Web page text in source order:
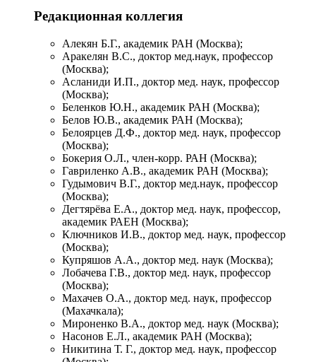
Редакционная коллегия
Алекян Б.Г., академик РАН (Москва);
Аракелян В.С., доктор мед.наук, профессор
(Москва);
Асланиди И.П., доктор мед. наук, профессор
(Москва);
Беленков Ю.Н., академик РАН (Москва);
Белов Ю.В., академик РАН (Москва);
Белоярцев Д.Ф., доктор мед. наук, профессор
(Москва);
Бокерия О.Л., член-корр. РАН (Москва);
Гавриленко А.В., академик РАН (Москва);
Гудымович В.Г., доктор мед.наук, профессор
(Москва);
Дегтярёва Е.А., доктор мед. наук, профессор,
академик РАЕН (Москва);
Ключников И.В., доктор мед. наук, профессор
(Москва);
Купряшов А.А., доктор мед. наук (Москва);
Лобачева Г.В., доктор мед. наук, профессор
(Москва);
Махачев О.А., доктор мед. наук, профессор
(Махачкала);
Мироненко В.А., доктор мед. наук (Москва);
Насонов Е.Л., академик РАН (Москва);
Никитина Т. Г., доктор мед. наук, профессор